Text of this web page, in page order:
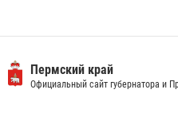
ветеринарно-санитарной службы с
13 июля 2026, 10:43
Пермский край
Официальный сайт губернатора и